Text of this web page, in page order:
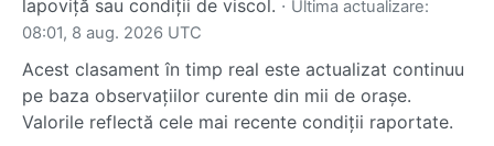
lapoviță sau condiții de viscol. · Ultima actualizare:
08:01, 8 aug. 2026 UTC
Acest clasament în timp real este actualizat continuu
pe baza observațiilor curente din mii de orașe.
Valorile reflectă cele mai recente condiții raportate.